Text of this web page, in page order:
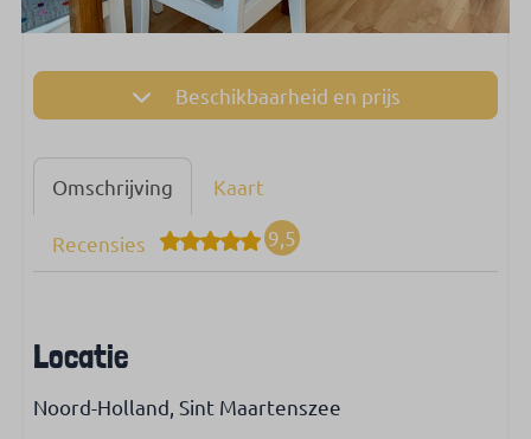
Beschikbaarheid en prijs
Omschrijving Kaart
Recensies 9,5
Locatie
Noord-Holland, Sint Maartenszee